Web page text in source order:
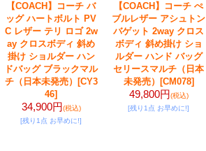
【COACH】コーチ バ
ッグ ハートボルト PV
C レザー テリ ロゴ 2w
ay クロスボディ 斜め
掛け ショルダー ハン
ドバッグ ブラックマル
チ（日本未発売）
[CY3
46]
34,900円(税込)
[残り1点 お早めに!]
【COACH】コーチ ぺ
ブルレザー アシュトン
バゲット 2way クロス
ボディ 斜め掛け ショ
ルダー ハンド バッグ
セリースマルチ（日本
未発売）
[CM078]
49,800円(税込)
[残り1点 お早めに!]